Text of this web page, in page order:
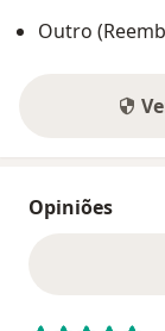
Outro
Opiniões